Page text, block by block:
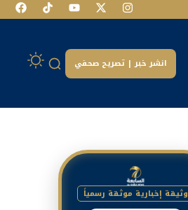
انشر خبر | تصريح صحفي
وثيقة إخبارية موثقة رسمياً